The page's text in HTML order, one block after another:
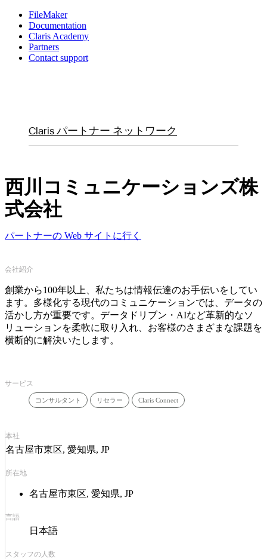
FileMaker
Documentation
Claris Academy
Partners
Contact support
Claris パートナー ネットワーク
西川コミュニケーションズ株
式会社
パートナーの Web サイトに行く
会社紹介
創業から100年以上、私たちは情報伝達のお手伝いをしてい
ます。多様化する現代のコミュニケーションでは、データの
活かし方が重要です。データドリブン・AIなど革新的なソ
リューションを柔軟に取り入れ、お客様のさまざまな課題を
横断的に解決いたします。
サービス
コンサルタント リセラー Claris Connect
本社
名古屋市東区, 愛知県, JP
所在地
名古屋市東区, 愛知県, JP
言語
日本語
スタッフの人数